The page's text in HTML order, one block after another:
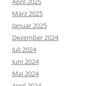
März 2025
Januar 2025
Dezember 2024
Juli 2024
Juni 2024
Mai 2024